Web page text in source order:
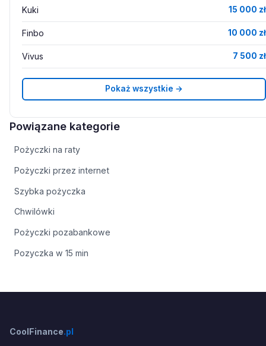
Kuki 15 000 zł
Finbo 10 000 zł
Vivus 7 500 zł
Pokaż wszystkie →
Powiązane kategorie
Pożyczki na raty
Pożyczki przez internet
Szybka pożyczka
Chwilówki
Pożyczki pozabankowe
Pozyczka w 15 min
CoolFinance.pl